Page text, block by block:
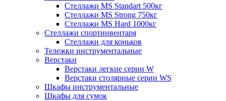
Стеллажи MS Standart 500кг
Стеллажи MS Strong 750кг
Стеллажи MS Hard 1000кг
Стеллажи спортинвентаря
Стеллажи для коньков
Тележки инструментальные
Верстаки
Верстаки легкие серии W
Верстаки столярные серии WS
Шкафы инструментальные
Шкафы для сумок